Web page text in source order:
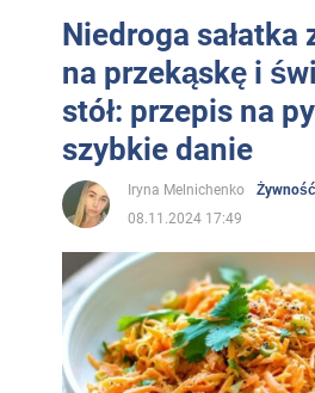
Niedroga sałatka
na przekąskę i
stół: przepis na
szybkie danie
Iryna Melnichenko
Żywność
08.11.2024 17:49